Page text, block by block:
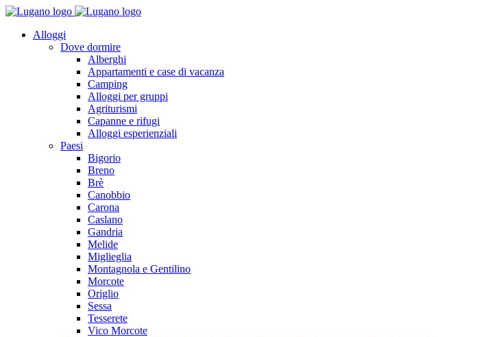
Alloggi
Dove dormire
Alberghi
Appartamenti e case di vacanza
Camping
Alloggi per gruppi
Agriturismi
Capanne e rifugi
Alloggi esperienziali
Paesi
Bigorio
Breno
Brè
Canobbio
Carona
Caslano
Gandria
Melide
Miglieglia
Montagnola e Gentilino
Morcote
Origlio
Sessa
Tesserete
Vico Morcote